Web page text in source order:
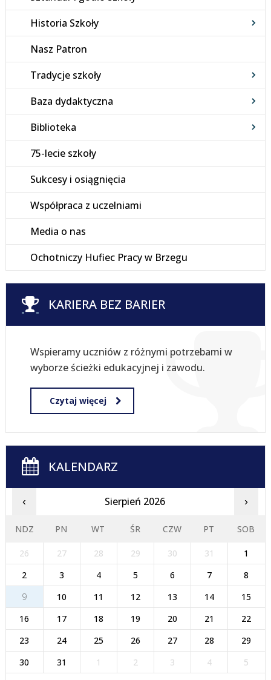
Historia Szkoły
Nasz Patron
Tradycje szkoły
Baza dydaktyczna
Biblioteka
75-lecie szkoły
Sukcesy i osiągnięcia
Współpraca z uczelniami
Media o nas
Ochotniczy Hufiec Pracy w Brzegu
KARIERA BEZ BARIER
Wspieramy uczniów z różnymi potrzebami w
wyborze ścieżki edukacyjnej i zawodu.
Czytaj więcej
KALENDARZ
‹ Sierpień 2026 ›
NDZ PN WT ŚR CZW PT SOB
26 27 28 29 30 31
1
2
3 4 5 6 7
8
9
10 11 12 13 14
15
16
17 18 19 20 21
22
23
24 25 26 27 28
29
30
31 1 2 3 4 5